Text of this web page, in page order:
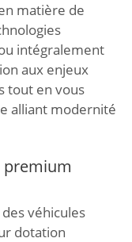
matière de
intégralement
aux enjeux
tout en vous
alliant modernité
premium
véhicules
dotation